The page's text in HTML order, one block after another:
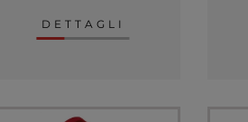
DETTAGLI